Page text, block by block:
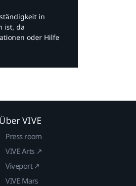
in
ist, da
oder Hilfe
Über VIVE
Press room
VIVE Arts ↗
Viveport ↗
VIVE Mars